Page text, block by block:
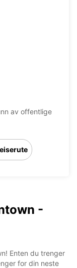
av offentlige
-
Enten du trenger
for din neste